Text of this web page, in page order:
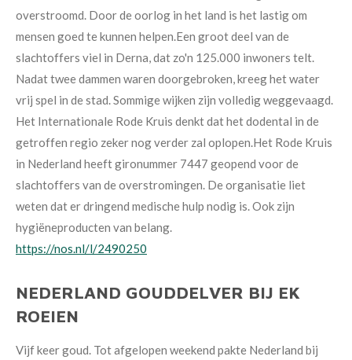
overstroomd. Door de oorlog in het land is het lastig om
mensen goed te kunnen helpen.Een groot deel van de
slachtoffers viel in Derna, dat zo'n 125.000 inwoners telt.
Nadat twee dammen waren doorgebroken, kreeg het water
vrij spel in de stad. Sommige wijken zijn volledig weggevaagd.
Het Internationale Rode Kruis denkt dat het dodental in de
getroffen regio zeker nog verder zal oplopen.Het Rode Kruis
in Nederland heeft gironummer 7447 geopend voor de
slachtoffers van de overstromingen. De organisatie liet
weten dat er dringend medische hulp nodig is. Ook zijn
hygiëneproducten van belang.
https://nos.nl/l/2490250
NEDERLAND GOUDDELVER BIJ EK
ROEIEN
Vijf keer goud. Tot afgelopen weekend pakte Nederland bij